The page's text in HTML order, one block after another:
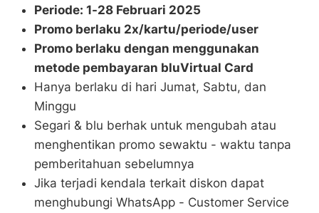
Periode: 1-28 Februari 2025
Promo berlaku 2x/kartu/periode/user
Promo berlaku dengan menggunakan
metode pembayaran bluVirtual Card
Hanya berlaku di hari Jumat, Sabtu, dan
Minggu
Segari & blu berhak untuk mengubah atau
menghentikan promo sewaktu - waktu tanpa
pemberitahuan sebelumnya
Jika terjadi kendala terkait diskon dapat
menghubungi WhatsApp - Customer Service